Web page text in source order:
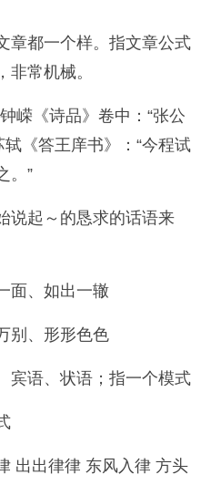
都一个样。指文章公式
常机械。
《诗品》卷中：“张公
《答王庠书》：“今程试
。”
起～的恳求的话语来
、如出一辙
、形形色色
语、状语；指一个模式
出律律 东风入律 方头